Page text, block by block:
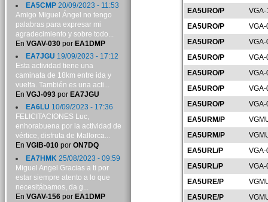
EA5URO/P
EA5URO/P
EA5URO/P
EA5URO/P
EA5URO/P
EA5URO/P
EA5URO/P
EA5URM/P
EA5URM/P
EA5URL/P
EA5URL/P
EA5URE/P
EA5URE/P
EA5CMP20/09/2023 - 11:53
Amigo Miguel Ángel no tengo
palabras para expresar mi
agradecimiento y sobre todo...
En VGAV-030por EA1DMP
EA7JGU 19/09/2023 - 17:12
Esta actividad tiene una
caminata de 18km entre ida y
vuelta. También es una acti...
En VGJ-093por EA7JGU
EA6LU 10/09/2023 - 17:36
FELICITACIONES Luc,
enhorabuena por la actividad de
vértice, disfruta de Mallorca...
En VGIB-010por ON7DQ
EA7HMK 25/08/2023 - 09:59
Miguel Angel Gracias a ti por
estar siempre atento a lo que
necesitábamos, da g...
En VGAV-156por EA1DMP